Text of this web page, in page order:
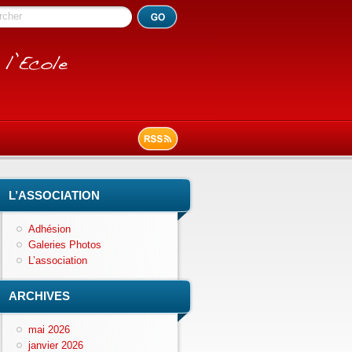
L’ASSOCIATION
Adhésion
Galeries Photos
L’association
ARCHIVES
mai 2026
janvier 2026